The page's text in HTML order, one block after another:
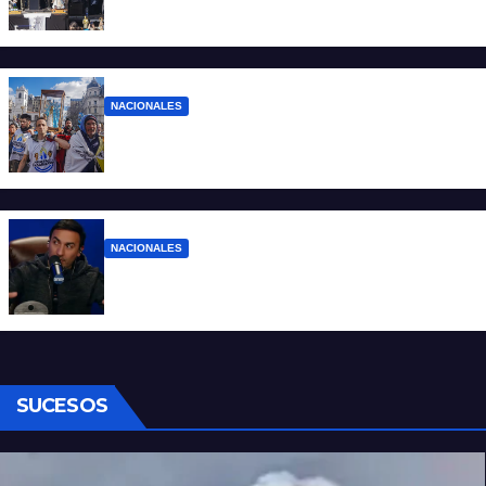
NACIONALES
NACIONALES
SUCESOS